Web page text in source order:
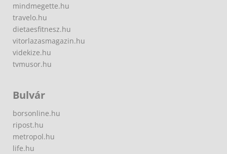
mindmegette.hu
travelo.hu
dietaesfitnesz.hu
vitorlazasmagazin.hu
videkize.hu
tvmusor.hu
Bulvár
borsonline.hu
ripost.hu
metropol.hu
life.hu